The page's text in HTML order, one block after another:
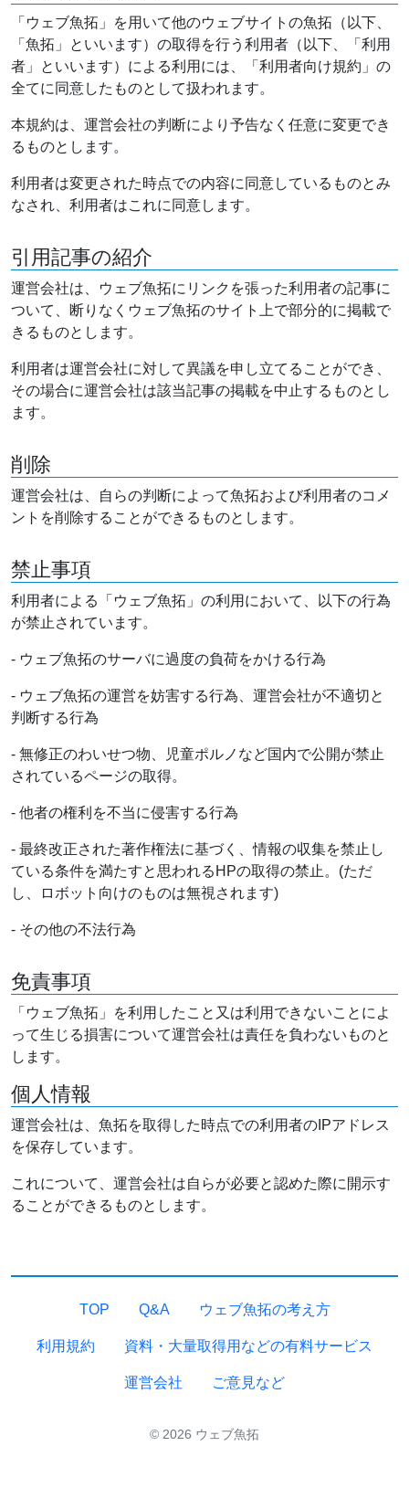
「ウェブ魚拓」を用いて他のウェブサイトの魚拓（以下、
「魚拓」といいます）の取得を行う利用者（以下、「利用
者」といいます）による利用には、「利用者向け規約」の
全てに同意したものとして扱われます。
本規約は、運営会社の判断により予告なく任意に変更でき
るものとします。
利用者は変更された時点での内容に同意しているものとみ
なされ、利用者はこれに同意します。
引用記事の紹介
運営会社は、ウェブ魚拓にリンクを張った利用者の記事に
ついて、断りなくウェブ魚拓のサイト上で部分的に掲載で
きるものとします。
利用者は運営会社に対して異議を申し立てることができ、
その場合に運営会社は該当記事の掲載を中止するものとし
ます。
削除
運営会社は、自らの判断によって魚拓および利用者のコメ
ントを削除することができるものとします。
禁止事項
利用者による「ウェブ魚拓」の利用において、以下の行為
が禁止されています。
- ウェブ魚拓のサーバに過度の負荷をかける行為
- ウェブ魚拓の運営を妨害する行為、運営会社が不適切と
判断する行為
- 無修正のわいせつ物、児童ポルノなど国内で公開が禁止
されているページの取得。
- 他者の権利を不当に侵害する行為
- 最終改正された著作権法に基づく、情報の収集を禁止し
ている条件を満たすと思われるHPの取得の禁止。(ただ
し、ロボット向けのものは無視されます)
- その他の不法行為
免責事項
「ウェブ魚拓」を利用したこと又は利用できないことによ
って生じる損害について運営会社は責任を負わないものと
します。
個人情報
運営会社は、魚拓を取得した時点での利用者のIPアドレス
を保存しています。
これについて、運営会社は自らが必要と認めた際に開示す
ることができるものとします。
TOP Q&A ウェブ魚拓の考え方
利用規約 資料・大量取得用などの有料サービス
運営会社 ご意見など
© 2026 ウェブ魚拓